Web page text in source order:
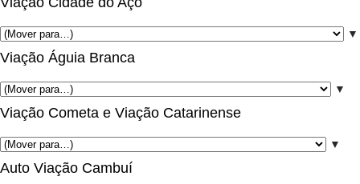
▼
Viação Águia Branca
▼
Viação Cometa e Viação Catarinense
▼
Auto Viação Cambuí